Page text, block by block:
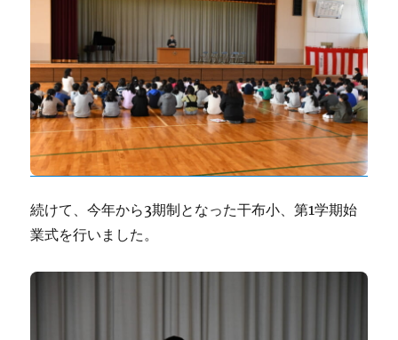
続けて、今年から3期制となった干布小、第1学期始
業式を行いました。